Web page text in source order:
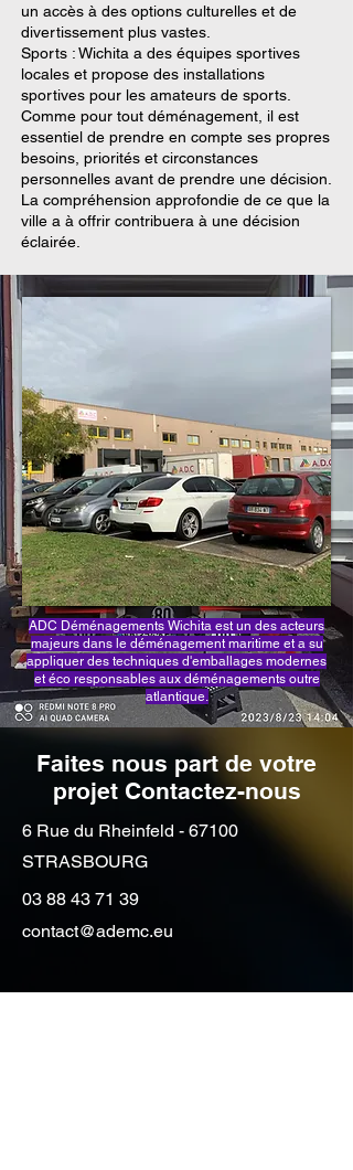
un accès à des options culturelles et de
divertissement plus vastes.
Sports : Wichita a des équipes sportives
locales et propose des installations
sportives pour les amateurs de sports.
Comme pour tout déménagement, il est
essentiel de prendre en compte ses propres
besoins, priorités et circonstances
personnelles avant de prendre une décision.
La compréhension approfondie de ce que la
ville a à offrir contribuera à une décision
éclairée.
ADC Déménagements Wichita est un des acteurs
majeurs dans le déménagement maritime et a su
appliquer des techniques d'emballages modernes
et éco responsables aux déménagements outre
atlantique.
Faites nous part de votre
projet Contactez-nous
6 Rue du Rheinfeld - 67100
STRASBOURG
03 88 43 71 39
contact@ademc.eu